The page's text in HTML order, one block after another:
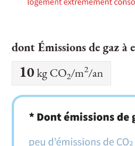
dont Émissions de gaz à
10 kg CO2/m2/an